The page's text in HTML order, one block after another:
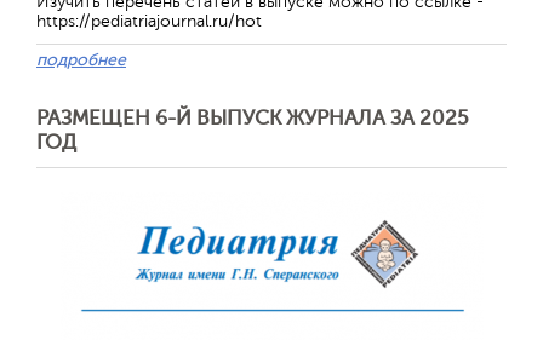
https://pediatriajournal.ru/hot
подробнее
РАЗМЕЩЕН 6-Й ВЫПУСК ЖУРНАЛА ЗА 2025
ГОД